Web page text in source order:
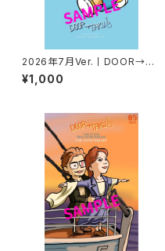
2026年7月Ver.丨DOOR→TA
KUポストカード
¥1,000